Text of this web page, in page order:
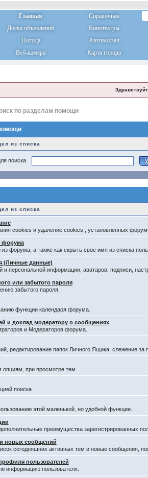
Главная
Справочная
Доска объявлений
Кинотеатры
Погода
Автовокзал
Веб-камера
Карта города
по разделам помощи
из списка
поиска
из списка
cookies и удаление cookies , установленных
форума
из форума, а также как скрыть свое имя из списка
(Личные данные)
и персональной информации, аватаров, подписи,
или забытого пароля
забытого пароля.
функции календаря форума.
и доклад модератору о сообщениях
и Модераторов форума.
редактирование папок Личного Ящика, слежение
опциям, при просмотре тем.
поиска.
этой маленькой, но удобной функции.
преимущества зарегистрированных
новых сообщений
сегодняшних активных тем и новые сообщения,
пользователей
информацию пользователя.